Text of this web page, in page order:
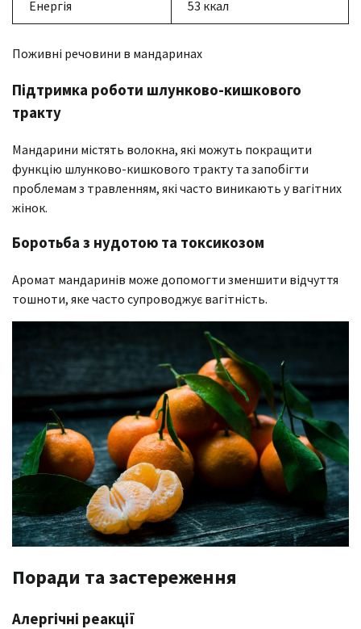
Енергія 53 ккал
Поживні речовини в мандаринах
Підтримка роботи шлунково-кишкового
тракту
Мандарини містять волокна, які можуть покращити
функцію шлунково-кишкового тракту та запобігти
проблемам з травленням, які часто виникають у вагітних
жінок.
Боротьба з нудотою та токсикозом
Аромат мандаринів може допомогти зменшити відчуття
тошноти, яке часто супроводжує вагітність.
Поради та застереження
Алергічні реакції